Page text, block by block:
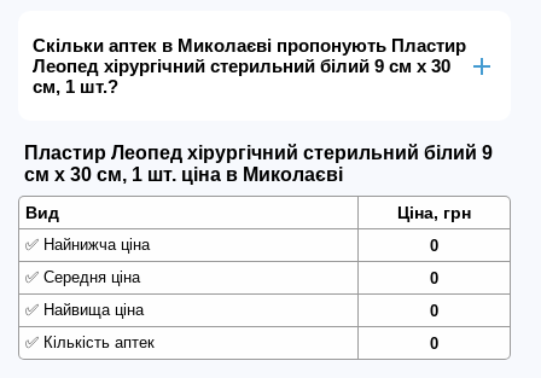
Скільки аптек в Миколаєві пропонують Пластир
Леопед хірургічний стерильний білий 9 см х 30
см, 1 шт.?
Пластир Леопед хірургічний стерильний білий 9
см х 30 см, 1 шт. ціна в Миколаєві
Вид Ціна, грн
✅ Найнижча ціна
0
✅ Середня ціна
0
✅ Найвища ціна
0
✅ Кількість аптек 0